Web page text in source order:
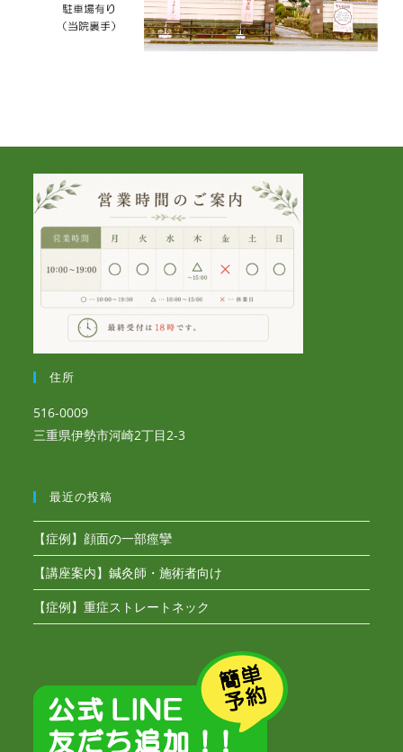
住所
516-0009
三重県伊勢市河崎2丁目2-3
最近の投稿
【症例】顔面の一部痙攣
【講座案内】鍼灸師・施術者向け
【症例】重症ストレートネック